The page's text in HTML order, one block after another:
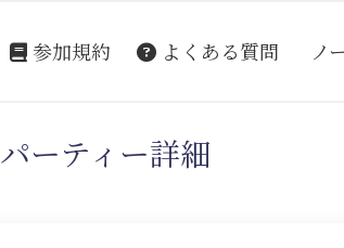
参加規約 よくある質問 ノ
パーティー詳細